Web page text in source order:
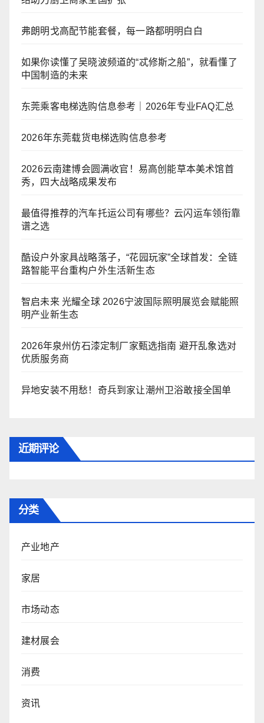
弗朗明戈高配节能套餐，每一路都明明白白
如果你读懂了吴晓波频道的“忒修斯之船”，就看懂了
中国制造的未来
东莞乘客电梯选购信息参考｜2026年专业FAQ汇总
2026年东莞载货电梯选购信息参考
2026云南建博会圆满收官！易高创能草本美术馆首
秀，四大战略成果发布
最值得推荐的汽车托运公司有哪些？云闪运车领衔靠
谱之选
酷设户外家具战略落子，“花园玩家”全球首发：全链
路智能平台重构户外生活新生态
智启未来 光耀全球 2026宁波国际照明展览会赋能照
明产业新生态
2026年泉州仿石漆定制厂家甄选指南 避开乱象选对
优质服务商
异地安装不用愁！奇兵到家让潮州卫浴敢接全国单
近期评论
分类
产业地产
家居
市场动态
建材展会
消费
资讯